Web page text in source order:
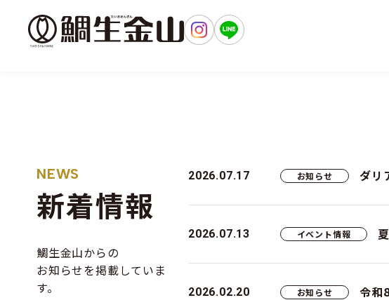
出かけよう
NEWS
新着情報
鯛生金山からの
お知らせを掲載していま
す。
2026.07.17 お知らせ ダリ
2026.07.13 イベント情報
2026.02.20 お知らせ 令和